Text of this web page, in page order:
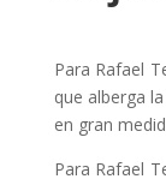
Para Rafael
que alberga
en gran
Para Rafael